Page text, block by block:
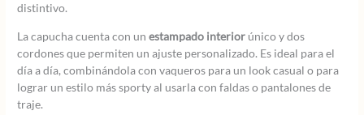
distintivo.
La capucha cuenta con unestampado interior único y dos
cordones que permiten un ajuste personalizado. Es ideal para el
día a día, combinándola con vaqueros para un look casual o para
lograr un estilo más sporty al usarla con faldas o pantalones de
traje.